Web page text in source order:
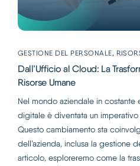
GESTIONE DEL PERSONALE,
Dall’Ufficio al Cloud: La
Risorse Umane
Nel mondo aziendale in costante
digitale è diventata un
Questo cambiamento sta
dell’azienda, inclusa la gestione
articolo, esploreremo come la